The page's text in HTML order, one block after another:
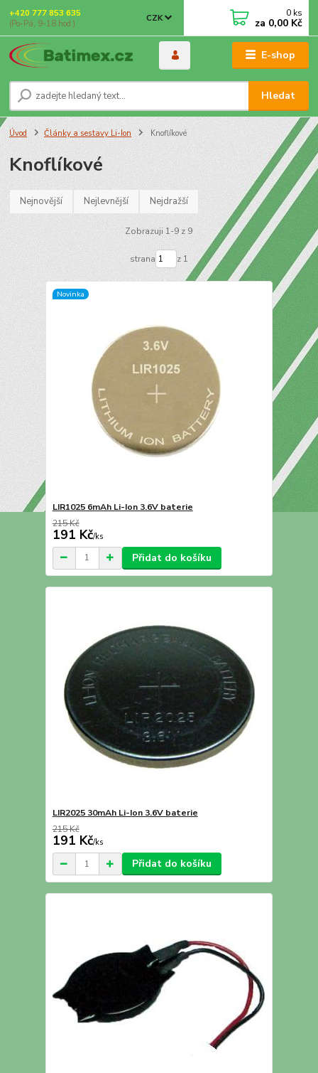
E-shop
CZK
Hledat
+420 777 853 635
(Po-Pá, 9-18 hod.)
0 ks
za 0,00 Kč
Úvod Články a sestavy Li-Ion Knoflíkové
Knoflíkové
Nejnovější Nejlevnější Nejdražší
Zobrazuji 1-9 z 9
strana z 1
Novinka
LIR1025 6mAh Li-Ion 3.6V baterie
215 Kč
191 Kč/ks
Přidat do košíku
LIR2025 30mAh Li-Ion 3.6V baterie
215 Kč
191 Kč/ks
Přidat do košíku